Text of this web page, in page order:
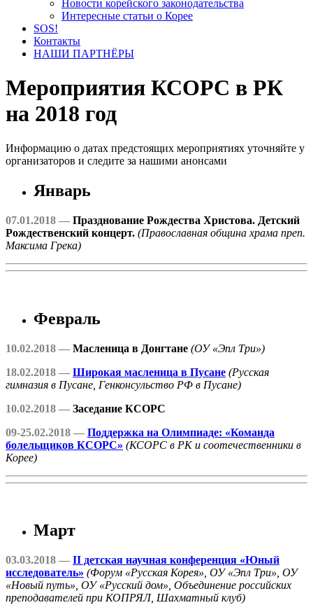
Новости корейского законодательства
Интересные статьи о Корее
SOS!
Контакты
НАШИ ПАРТНЁРЫ
Мероприятия КСОРС в РК
на 2018 год
Информацию о датах предстоящих мероприятиях уточняйте у
организаторов и следите за нашими анонсами
Январь
07.01.2018 — Празднование Рождества Христова. Детский
Рождественский концерт. (Православная община храма преп.
Максима Грека)
Февраль
10.02.2018 — Масленица в Донгтане (ОУ «Эпл Три»)
18.02.2018 — Широкая масленица в Пусане (Русская
гимназия в Пусане, Генконсульство РФ в Пусане)
10.02.2018 — Заседание КСОРС
09-25.02.2018 — Поддержка на Олимпиаде: «Команда
болельщиков КСОРС» (КСОРС в РК и соотечественники в
Корее)
Март
03.03.2018 — II детская научная конференция «Юный
исследователь» (Форум «Русская Корея», ОУ «Эпл Три», ОУ
«Новый путь», ОУ «Русский дом», Объединение российских
преподавателей при КОПРЯЛ, Шахматный клуб)